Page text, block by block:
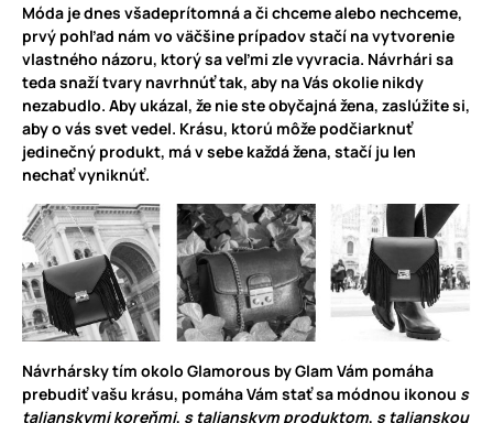
Móda je dnes všadeprítomná a či chceme alebo nechceme,
prvý pohľad nám vo väčšine prípadov stačí na vytvorenie
vlastného názoru, ktorý sa veľmi zle vyvracia. Návrhári sa
teda snaží tvary navrhnúť tak, aby na Vás okolie nikdy
nezabudlo. Aby ukázal, že nie ste obyčajná žena, zaslúžite si,
aby o vás svet vedel. Krásu, ktorú môže podčiarknuť
jedinečný produkt, má v sebe každá žena, stačí ju len
nechať vyniknúť.
Návrhársky tím okolo Glamorous by Glam Vám pomáha
prebudiť vašu krásu, pomáha Vám stať sa módnou ikonou s
talianskymi koreňmi, s talianskym produktom, s talianskou